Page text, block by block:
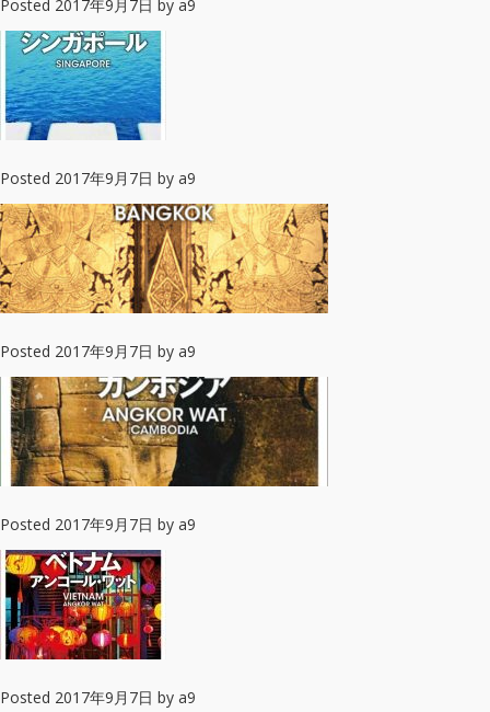
Posted 2017年9月7日 by a9
Posted 2017年9月7日 by a9
Posted 2017年9月7日 by a9
Posted 2017年9月7日 by a9
Posted 2017年9月7日 by a9